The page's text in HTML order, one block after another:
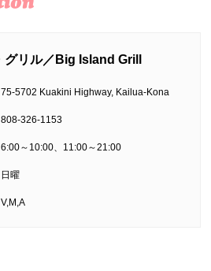
グリル／Big Island Grill
75-5702 Kuakini Highway, Kailua-Kona
808‐326-1153
6:00～10:00、11:00～21:00
日曜
V,M,A